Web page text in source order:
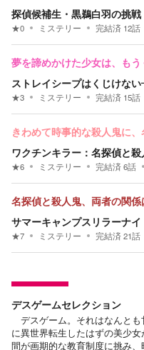
探偵候補生・黒鵜白羽の挑戦
★0 ミステリー 完結済 12話
夢を諦めかけた少女は、もう
ストレイシープはくじけな
★3 ミステリー 完結済 15話
きわめて時事的な殺人鬼に、
ワクチンキラー：名探偵と殺
★6 ミステリー 完結済6話
名探偵と殺人鬼、両者の関
サマーキャンプスリラーナ
★7 ミステリー 完結済21話
デスゲームセレクション
デスゲーム。それはなんと
に異世界転生したはずの美少
間が画期的な教育制度に挑み